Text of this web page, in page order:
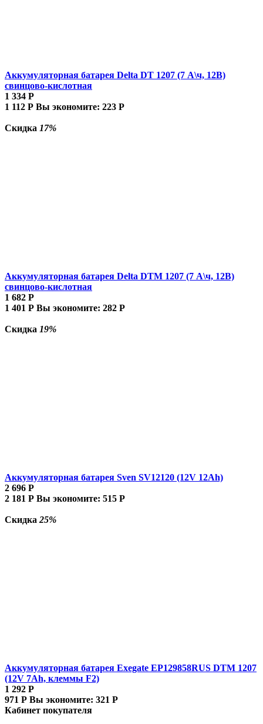
Аккумуляторная батарея Delta DT 1207 (7 А\ч, 12В)
свинцово-кислотная
1 334 Р
1 112 Р Вы экономите: 223 Р
Скидка 17%
Аккумуляторная батарея Delta DTM 1207 (7 А\ч, 12В)
свинцово-кислотная
1 682 Р
1 401 Р Вы экономите: 282 Р
Скидка 19%
Аккумуляторная батарея Sven SV12120 (12V 12Ah)
2 696 Р
2 181 Р Вы экономите: 515 Р
Скидка 25%
Аккумуляторная батарея Exegate EP129858RUS DTM 1207
(12V 7Ah, клеммы F2)
1 292 Р
971 Р Вы экономите: 321 Р
Кабинет покупателя